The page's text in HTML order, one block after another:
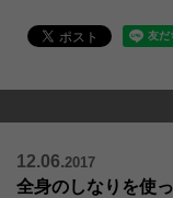
12.06.2017
全身のしなりを使